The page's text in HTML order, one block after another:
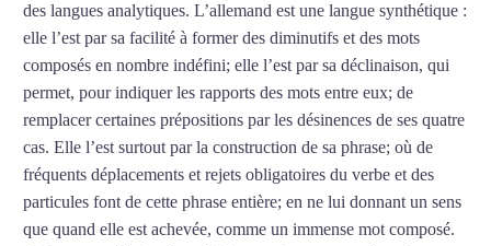
des langues analytiques. L’allemand est une langue synthétique :
elle l’est par sa facilité à former des diminutifs et des mots
composés en nombre indéfini; elle l’est par sa déclinaison, qui
permet, pour indiquer les rapports des mots entre eux; de
remplacer certaines prépositions par les désinences de ses quatre
cas. Elle l’est surtout par la construction de sa phrase; où de
fréquents déplacements et rejets obligatoires du verbe et des
particules font de cette phrase entière; en ne lui donnant un sens
que quand elle est achevée, comme un immense mot composé.